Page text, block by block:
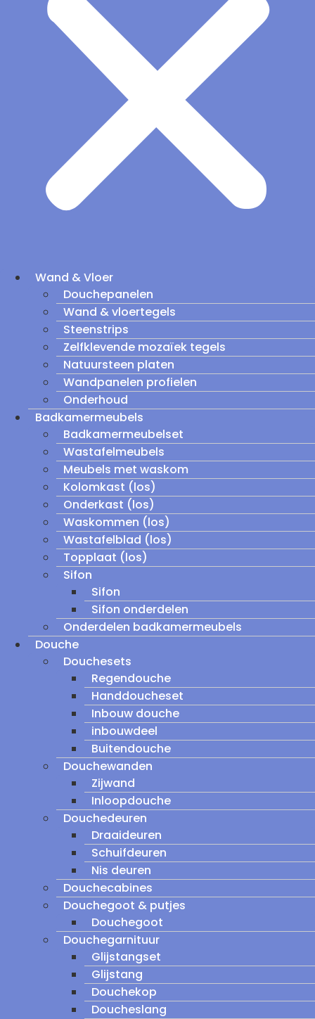
Wand & Vloer
Douchepanelen
Wand & vloertegels
Steenstrips
Zelfklevende mozaïek tegels
Natuursteen platen
Wandpanelen profielen
Onderhoud
Badkamermeubels
Badkamermeubelset
Wastafelmeubels
Meubels met waskom
Kolomkast (los)
Onderkast (los)
Waskommen (los)
Wastafelblad (los)
Topplaat (los)
Sifon
Sifon
Sifon onderdelen
Onderdelen badkamermeubels
Douche
Douchesets
Regendouche
Handdoucheset
Inbouw douche
inbouwdeel
Buitendouche
Douchewanden
Zijwand
Inloopdouche
Douchedeuren
Draaideuren
Schuifdeuren
Nis deuren
Douchecabines
Douchegoot & putjes
Douchegoot
Douchegarnituur
Glijstangset
Glijstang
Douchekop
Doucheslang